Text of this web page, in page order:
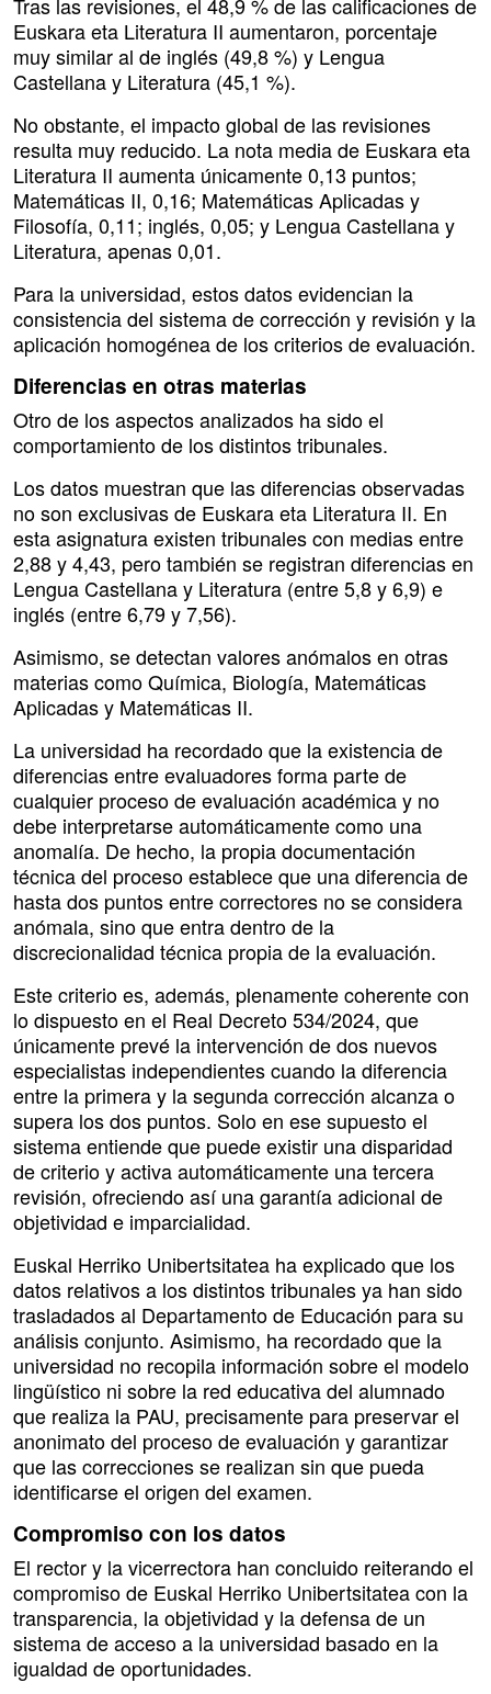
Euskara eta Literatura II aumentaron, porcentaje
muy similar al de inglés (49,8 %) y Lengua
Castellana y Literatura (45,1 %).
No obstante, el impacto global de las revisiones
resulta muy reducido. La nota media de Euskara eta
Literatura II aumenta únicamente 0,13 puntos;
Matemáticas II, 0,16; Matemáticas Aplicadas y
Filosofía, 0,11; inglés, 0,05; y Lengua Castellana y
Literatura, apenas 0,01.
Para la universidad, estos datos evidencian la
consistencia del sistema de corrección y revisión y la
aplicación homogénea de los criterios de evaluación.
Diferencias en otras materias
Otro de los aspectos analizados ha sido el
comportamiento de los distintos tribunales.
Los datos muestran que las diferencias observadas
no son exclusivas de Euskara eta Literatura II. En
esta asignatura existen tribunales con medias entre
2,88 y 4,43, pero también se registran diferencias en
Lengua Castellana y Literatura (entre 5,8 y 6,9) e
inglés (entre 6,79 y 7,56).
Asimismo, se detectan valores anómalos en otras
materias como Química, Biología, Matemáticas
Aplicadas y Matemáticas II.
La universidad ha recordado que la existencia de
diferencias entre evaluadores forma parte de
cualquier proceso de evaluación académica y no
debe interpretarse automáticamente como una
anomalía. De hecho, la propia documentación
técnica del proceso establece que una diferencia de
hasta dos puntos entre correctores no se considera
anómala, sino que entra dentro de la
discrecionalidad técnica propia de la evaluación.
Este criterio es, además, plenamente coherente con
lo dispuesto en el Real Decreto 534/2024, que
únicamente prevé la intervención de dos nuevos
especialistas independientes cuando la diferencia
entre la primera y la segunda corrección alcanza o
supera los dos puntos. Solo en ese supuesto el
sistema entiende que puede existir una disparidad
de criterio y activa automáticamente una tercera
revisión, ofreciendo así una garantía adicional de
objetividad e imparcialidad.
Euskal Herriko Unibertsitatea ha explicado que los
datos relativos a los distintos tribunales ya han sido
trasladados al Departamento de Educación para su
análisis conjunto. Asimismo, ha recordado que la
universidad no recopila información sobre el modelo
lingüístico ni sobre la red educativa del alumnado
que realiza la PAU, precisamente para preservar el
anonimato del proceso de evaluación y garantizar
que las correcciones se realizan sin que pueda
identificarse el origen del examen.
Compromiso con los datos
El rector y la vicerrectora han concluido reiterando el
compromiso de Euskal Herriko Unibertsitatea con la
transparencia, la objetividad y la defensa de un
sistema de acceso a la universidad basado en la
igualdad de oportunidades.